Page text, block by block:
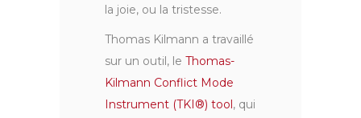
la joie, ou la tristesse.
Thomas Kilmann a travaillé
sur un outil, le Thomas-
Kilmann Conflict Mode
Instrument (TKI®) tool , qui